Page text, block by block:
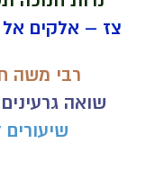
צז – אלקים
רבי משה
שואה גרעינים